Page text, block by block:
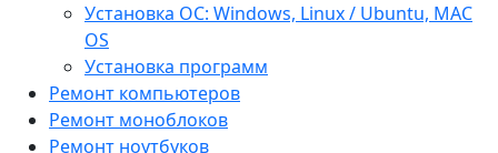
Установка ОС: Windows, Linux / Ubuntu, МАС
OS
Установка программ
Ремонт компьютеров
Ремонт моноблоков
Ремонт ноутбуков